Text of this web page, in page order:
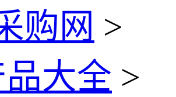
购网 >
品大全 >